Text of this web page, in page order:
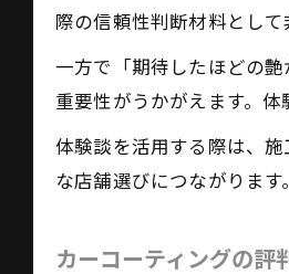
際の信頼性判断材料として
一方で「期待したほどの
重要性がうかがえます。
体験談を活用する際は、
な店舗選びにつながりま
カーコーティングの評